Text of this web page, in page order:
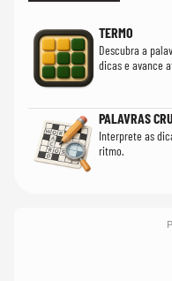
TERMO
Descubra a
dicas e avance
PALAVRAS
Interprete as
ritmo.